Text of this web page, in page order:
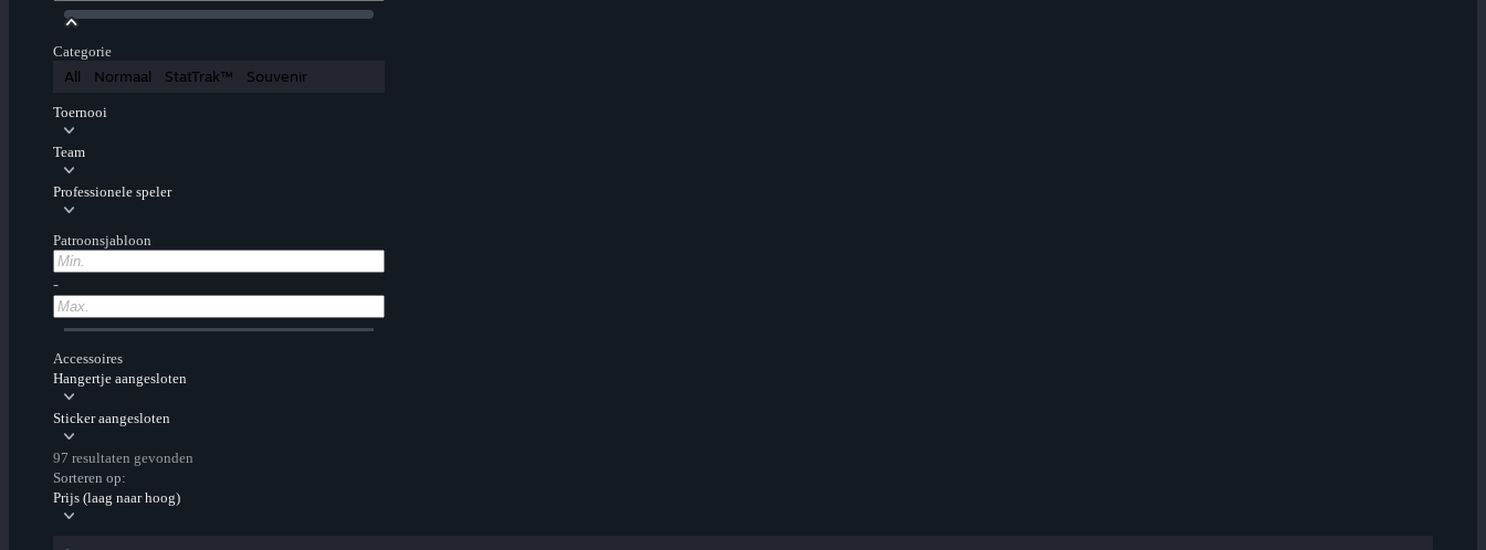
Categorie
All Normaal StatTrak™ Souvenir
Toernooi
Team
Professionele speler
Patroonsjabloon
-
Accessoires
Hangertje aangesloten
Sticker aangesloten
97 resultaten gevonden
Sorteren op:
Prijs (laag naar hoog)